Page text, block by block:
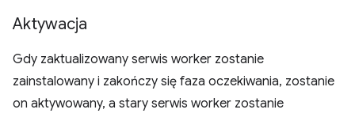
Aktywacja
Gdy zaktualizowany serwis worker zostanie
zainstalowany i zakończy się faza oczekiwania, zostanie
on aktywowany, a stary serwis worker zostanie